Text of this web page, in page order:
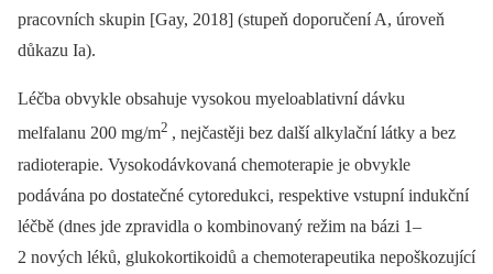
pracovních skupin [Gay, 2018] (stupeň doporučení A, úroveň
důkazu Ia).
Léčba obvykle obsahuje vysokou myeloablativní dávku
melfalanu 200 mg/m2 , nejčastěji bez další alkylační látky a bez
radioterapie. Vysokodávkovaná chemoterapie je obvykle
podávána po dostatečné cytoredukci, respektive vstupní indukční
léčbě (dnes jde zpravidla o kombinovaný režim na bázi 1–
2 nových léků, glukokortikoidů a chemoterapeutika nepoškozující